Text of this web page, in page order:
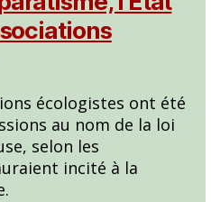
écologistes ont été
au nom de la loi
selon les
incité à la